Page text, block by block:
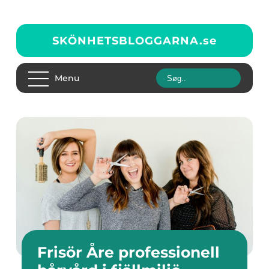
SKÖNHETSBLOGGARNA.se
Menu
Frisör Åre professionell